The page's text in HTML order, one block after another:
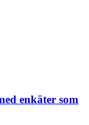
enkäter som